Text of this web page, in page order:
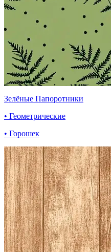
Зелёные Папоротники
• Геометрические
• Горошек